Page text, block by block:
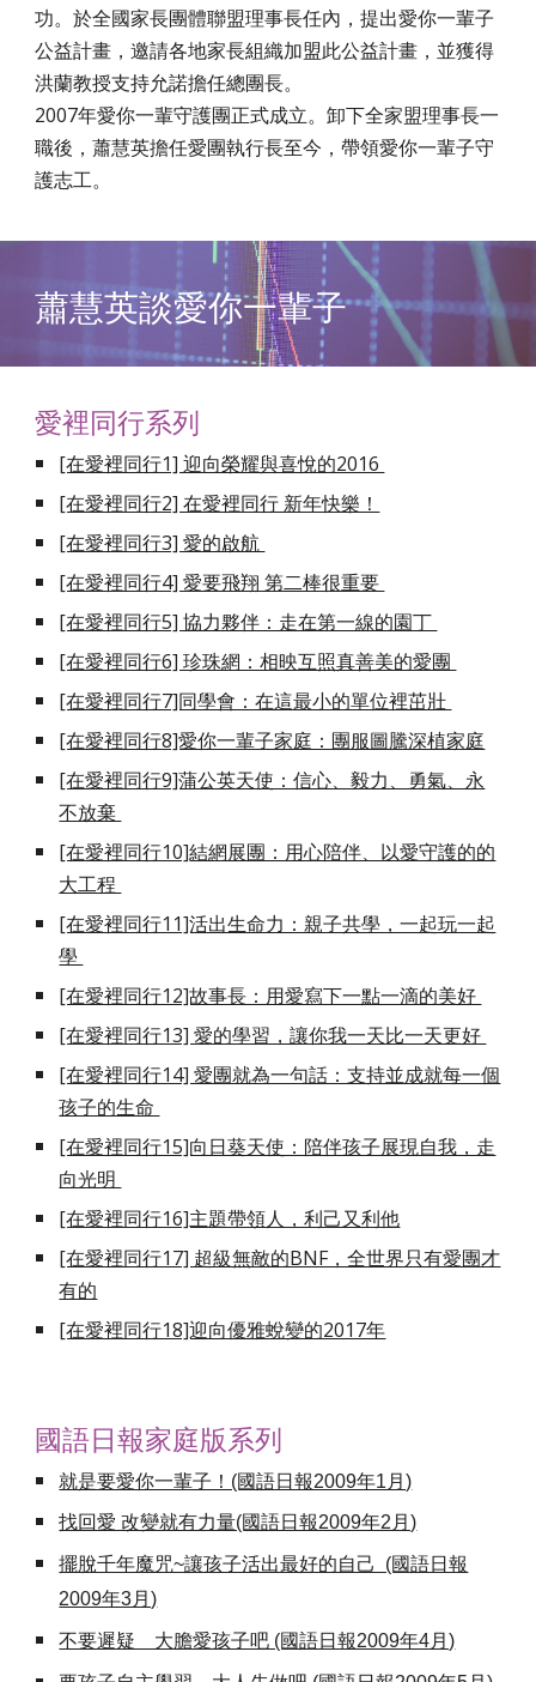
功。於全國家長團體聯盟理事長任內，提出愛你一輩子
公益計畫，邀請各地家長組織加盟此公益計畫，並獲得
洪蘭教授支持允諾擔任總團長。
2007年愛你一輩守護團正式成立。卸下全家盟理事長一
職後，蕭慧英擔任愛團執行長至今，帶領愛你一輩子守
護志工。
蕭慧英談愛你一輩子
愛裡同行系列
[在愛裡同行1] 迎向榮耀與喜悅的2016
[在愛裡同行2] 在愛裡同行 新年快樂！
[在愛裡同行3] 愛的啟航
[在愛裡同行4] 愛要飛翔 第二棒很重要
[在愛裡同行5] 協力夥伴：走在第一線的園丁
[在愛裡同行6] 珍珠網：相映互照真善美的愛團
[在愛裡同行7]同學會：在這最小的單位裡茁壯
[在愛裡同行8]愛你一輩子家庭：團服圖騰深植家庭
[在愛裡同行9]蒲公英天使：信心、毅力、勇氣、永
不放棄
[在愛裡同行10]結網展團：用心陪伴、以愛守護的的
大工程
[在愛裡同行11]活出生命力：親子共學，一起玩一起
學
[在愛裡同行12]故事長：用愛寫下一點一滴的美好
[在愛裡同行13] 愛的學習，讓你我一天比一天更好
[在愛裡同行14] 愛團就為一句話：支持並成就每一個
孩子的生命
[在愛裡同行15]向日葵天使：陪伴孩子展現自我，走
向光明
[在愛裡同行16]主題帶領人，利己又利他
[在愛裡同行17] 超級無敵的BNF，全世界只有愛團才
有的
[在愛裡同行18]迎向優雅蛻變的2017年
國語日報家庭版系列
就是要愛你一輩子！(國語日報2009年1月)
找回愛 改變就有力量(國語日報2009年2月)
擺脫千年魔咒~讓孩子活出最好的自己 (國語日報
2009年3月)
不要遲疑 大膽愛孩子吧 (國語日報2009年4月)